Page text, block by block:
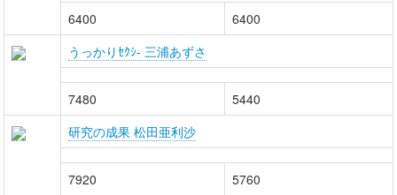
6400
6400
うっかりｾｸｼ- 三浦あずさ
7480
5440
研究の成果 松田亜利沙
7920
5760